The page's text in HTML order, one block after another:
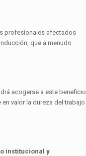
profesionales afectados
que a menudo
acogerse a este beneficio
valor la dureza del trabajo
institucional y